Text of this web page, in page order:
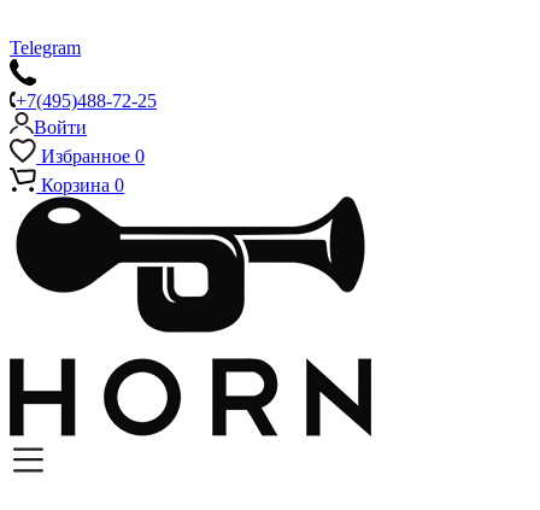
Telegram
+7(495)488-72-25
Войти
Избранное 0
Корзина 0